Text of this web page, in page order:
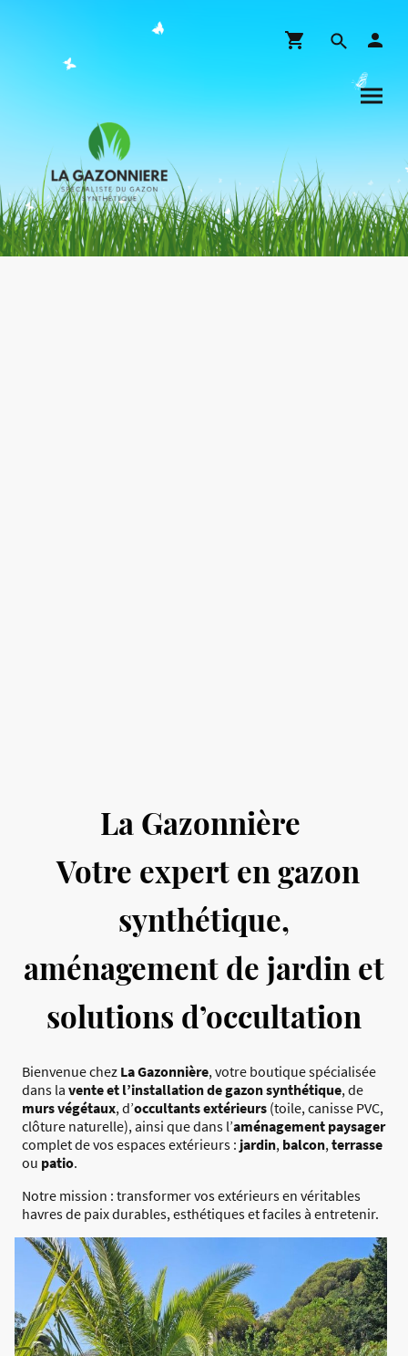
La Gazonnière
Votre expert en gazon
synthétique,
aménagement de jardin et
solutions d’occultation
Bienvenue chez La Gazonnière, votre boutique spécialisée
dans la vente et l’installation de gazon synthétique, de
murs végétaux, d’occultants extérieurs (toile, canisse PVC,
clôture naturelle), ainsi que dans l’aménagement paysager
complet de vos espaces extérieurs : jardin, balcon, terrasse
ou patio.
Notre mission : transformer vos extérieurs en véritables
havres de paix durables, esthétiques et faciles à entretenir.